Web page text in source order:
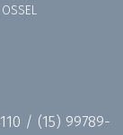
/ (15) 99789-